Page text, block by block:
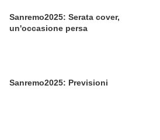
Sanremo2025: Serata cover,
un'occasione persa
Sanremo2025: Previsioni